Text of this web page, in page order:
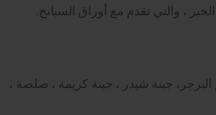
، والتي تقدم مع أوراق السبانخ.
البرجر، جبنة شيدر ، جبنة كريمة ، صلصة ،